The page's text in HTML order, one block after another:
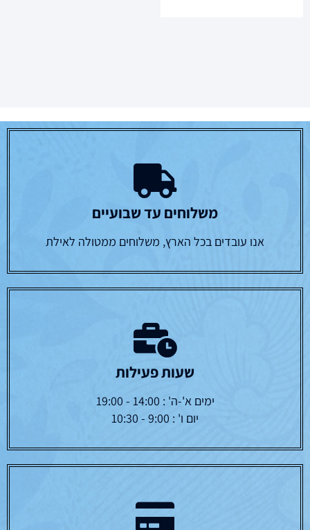
משלוחים עד שבועיים
אנו עובדים בכל הארץ, משלוחים ממטולה לאילת
שעות פעילות
ימים א'-ה' : 14:00 - 19:00
יום ו' : 9:00 - 10:30